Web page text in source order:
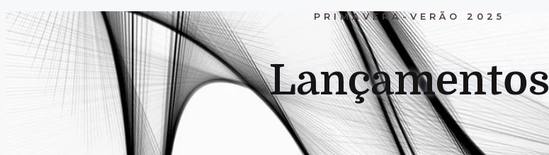
PRIMAVERA-VERÃO 2025
Lançamentos